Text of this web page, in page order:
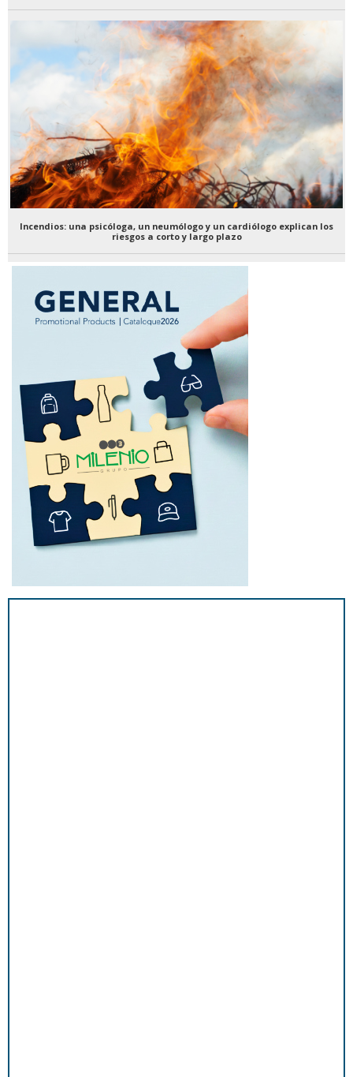
Incendios: una psicóloga, un neumólogo y un cardiólogo explican los
riesgos a corto y largo plazo